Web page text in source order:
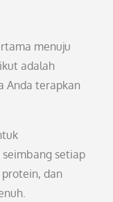
menuju
adalah
Anda terapkan
setiap
dan